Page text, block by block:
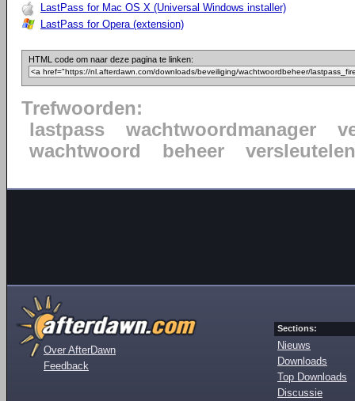
LastPass for Mac OS X (Universal Windows installer)
LastPass for Opera (extension)
HTML code om naar deze pagina te linken:
Trefwoorden:
lastpass
wachtwoordmanager
wachtwoord
beheer versleutelen
Over AfterDawn
Feedback
Sections:
Nieuws
Downloads
Top Downloads
Discussie